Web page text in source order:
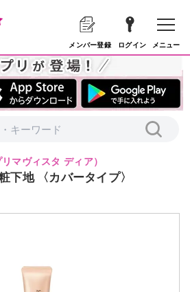
メンバー登録 ログイン メニュー
リマヴィスタ ディア）
下地 〈カバータイプ〉